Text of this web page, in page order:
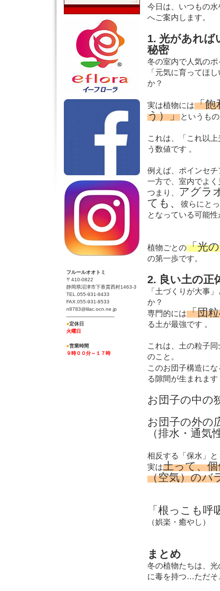
フルールオオトミ
〒410-0822
静岡県沼津市下香貫西村1463-3
TEL.055-931-8433
FAX.055-931-8533
n8783@lilac.ocn.ne.jp
──────────────
●定休日
火曜日
●営業時間
９時００分～１７時
今日は、いつもの
へご案内します。
1. 光があれば
秘密
冬の室内で人気の
「元気に育ってほ
か？
実は植物には「飽
う）」というも
これは、「これ以
う数値です 。
例えば、ポインセ
一方で、室内でよ
つまり、
アグラ
ても、
彼らにと
となっている可能
植物ごとの「光
の第一歩です。
2. 良い土の正
「土づくりが大事
か？
専門的には「団
る土が最強です 。
これは、土の粒子
のこと。
このお団子構造に
る隙間が生まれます
お団子の中の
お団子の外の
（排水・通気
相反する「保水」
実は土って、
（空気）のバ
「根っこも
（娯楽・癒やし）
まとめ
冬の植物たちは、
に毒を持つ…ただそ